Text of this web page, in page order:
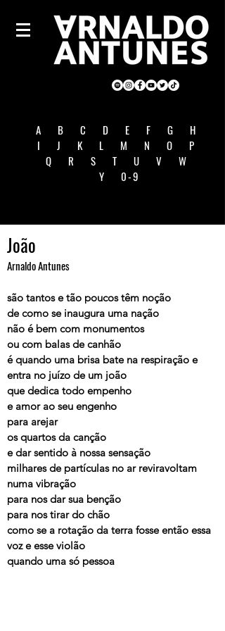
A B C D E F G
H
I
J K L M N O
P
Q
R S T U V
W
Y
0-9
João
Arnaldo Antunes
são tantos e tão poucos têm noção
de como se inaugura uma nação
não é bem com monumentos
ou com balas de canhão
é quando uma brisa bate na respiração e
entra no juízo de um joão
que dedica todo empenho
e amor ao seu engenho
para arejar
os quartos da canção
e dar sentido à nossa sensação
milhares de partículas no ar reviravoltam
numa vibração
para nos dar sua benção
para nos tirar do chão
como se a rotação da terra fosse então essa
voz e esse violão
quando uma só pessoa